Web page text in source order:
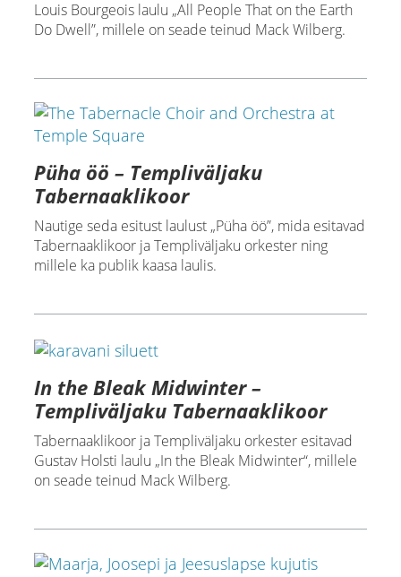
Louis Bourgeois laulu „All People That on the Earth
Do Dwell”, millele on seade teinud Mack Wilberg.
Püha öö – Templiväljaku
Tabernaaklikoor
Nautige seda esitust laulust „Püha öö”, mida esitavad
Tabernaaklikoor ja Templiväljaku orkester ning
millele ka publik kaasa laulis.
In the Bleak Midwinter –
Templiväljaku Tabernaaklikoor
Tabernaaklikoor ja Templiväljaku orkester esitavad
Gustav Holsti laulu „In the Bleak Midwinter“, millele
on seade teinud Mack Wilberg.